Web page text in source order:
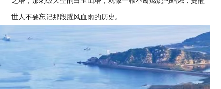
世人不要忘记那段腥风血雨的历史。